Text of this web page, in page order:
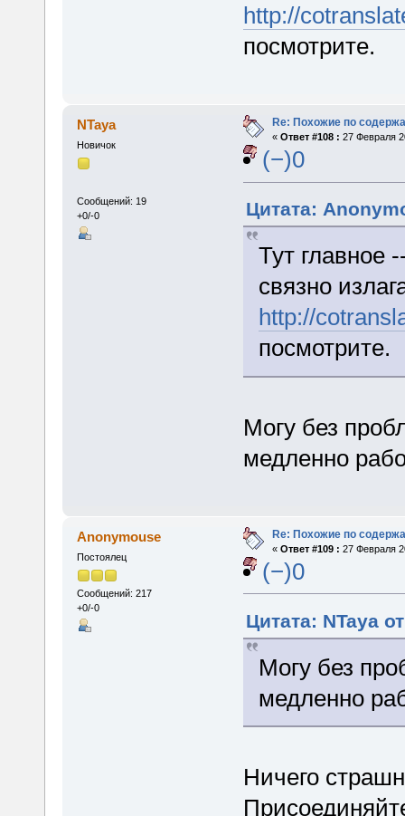
http://
посмотрите.
NTaya
Новичок
Сообщений: 19
+0/-0
Re: Похожие по
« Ответ #108 : 27 Февраля
(−)0
Цитата:
Тут главное
связно
http://
посмотрите.
Могу без
медленно
Anonymouse
Постоялец
Сообщений: 217
+0/-0
Re: Похожие по
« Ответ #109 : 27 Февраля
(−)0
Цитата: NTaya
Могу без
медленно
Ничего